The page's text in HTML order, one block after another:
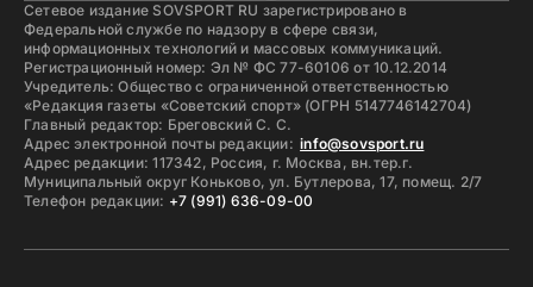
Сетевое издание SOVSPORT RU зарегистрировано в
Федеральной службе по надзору в сфере связи,
информационных технологий и массовых коммуникаций.
Регистрационный номер: Эл № ФС 77-60106 от 10.12.2014
Учредитель: Общество с ограниченной ответственностью
«Редакция газеты «Советский спорт» (ОГРН 5147746142704)
Главный редактор: Бреговский С. С.
Адрес электронной почты редакции: info@sovsport.ru
Адрес редакции: 117342, Россия, г. Москва, вн.тер.г.
Муниципальный округ Коньково, ул. Бутлерова, 17, помещ. 2/7
Телефон редакции: +7 (991) 636-09-00